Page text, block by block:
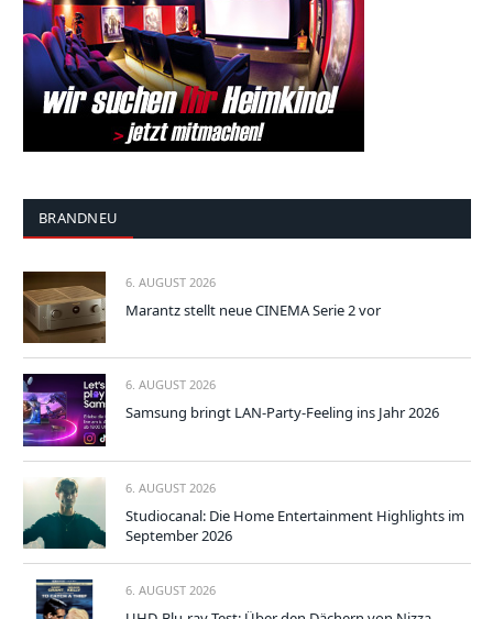
BRANDNEU
6. AUGUST 2026
Marantz stellt neue CINEMA Serie 2 vor
6. AUGUST 2026
Samsung bringt LAN-Party-Feeling ins Jahr 2026
6. AUGUST 2026
Studiocanal: Die Home Entertainment Highlights im
September 2026
6. AUGUST 2026